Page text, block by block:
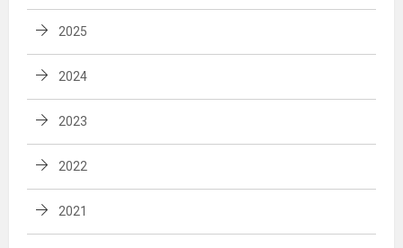
2025
2024
2023
2022
2021